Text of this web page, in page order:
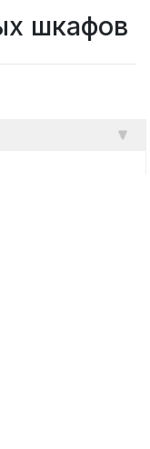
шкафов